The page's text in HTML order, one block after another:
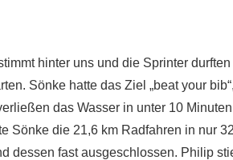
hinter uns und die Sprinter
Sönke hatte das Ziel „beat your
das Wasser in unter 10
Sönke die 21,6 km Radfahren in nur
dessen fast ausgeschlossen. Philip